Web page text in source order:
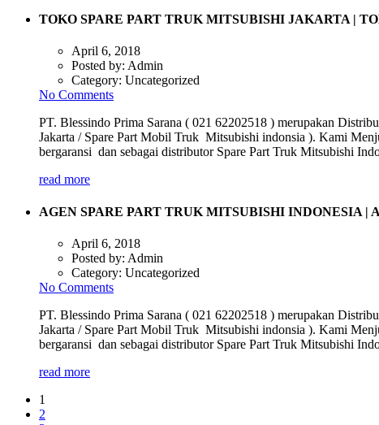
TOKO SPARE PART TRUK MITSUBISHI JAKARTA |
April 6, 2018
Posted by: Admin
Category: Uncategorized
No Comments
PT. Blessindo Prima Sarana ( 021 62202518 ) merupakan
Jakarta / Spare Part Mobil Truk Mitsubishi indonsia ). Kami
bergaransi dan sebagai distributor Spare Part Truk Mitsubishi
read more
AGEN SPARE PART TRUK MITSUBISHI INDONESIA
April 6, 2018
Posted by: Admin
Category: Uncategorized
No Comments
PT. Blessindo Prima Sarana ( 021 62202518 ) merupakan
Jakarta / Spare Part Mobil Truk Mitsubishi indonsia ). Kami
bergaransi dan sebagai distributor Spare Part Truk Mitsubishi
read more
1
2